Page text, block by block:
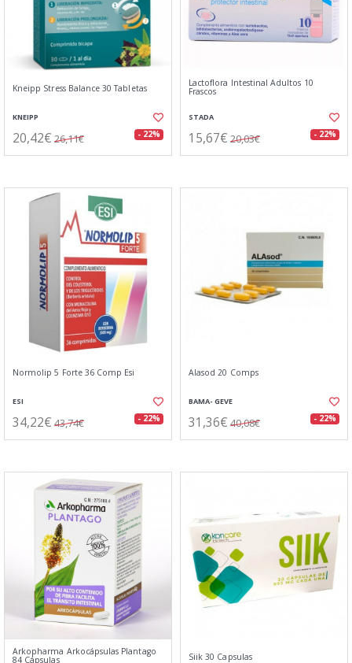
Kneipp Stress Balance 30 Tabletas
KNEIPP
20,42€ 26,11€ - 22%
Lactoflora Intestinal Adultos 10
Frascos
STADA
15,67€ 20,03€ - 22%
Normolip 5 Forte 36 Comp Esi
ESI
34,22€ 43,74€ - 22%
Alasod 20 Comps
BAMA- GEVE
31,36€ 40,08€ - 22%
Arkopharma Arkocápsulas Plantago
84 Cápsulas Siik 30 Capsulas